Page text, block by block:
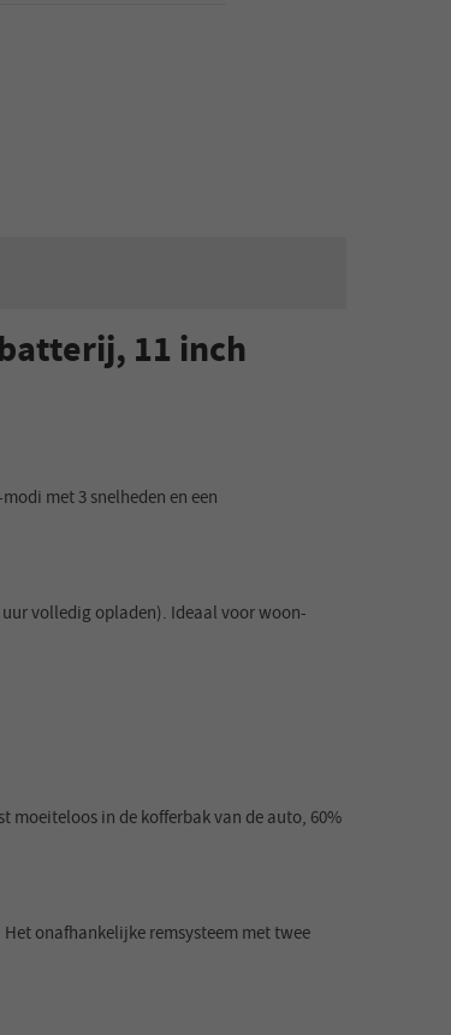
11 inch
met 3 snelheden en een
volledig opladen). Ideaal voor woon-
moeiteloos in de kofferbak van de auto, 60%
onafhankelijke remsysteem met twee